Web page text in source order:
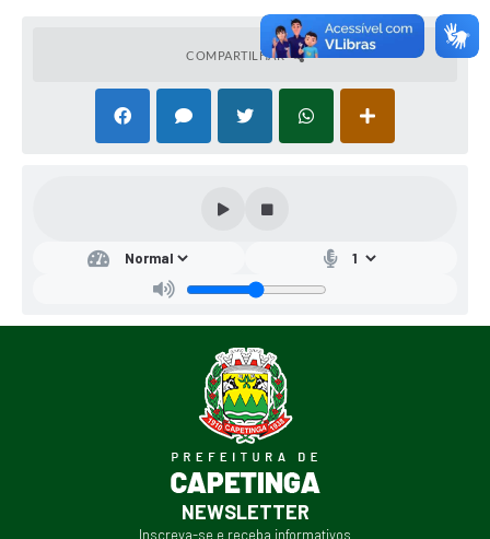
COMPARTILHAR
NEWSLETTER
Inscreva-se e receba informativos